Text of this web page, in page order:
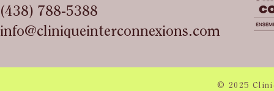
(438) 788-5388
info@cliniqueinterconnexions.com
© 2025